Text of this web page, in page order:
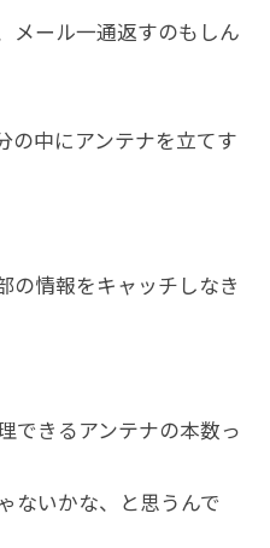
メール一通返すのもしん
の中にアンテナを立てす
の情報をキャッチしなき
できるアンテナの本数っ
ないかな、と思うんで